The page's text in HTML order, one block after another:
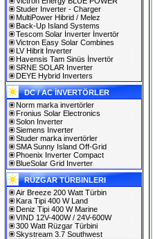
Studer Inverter - Charger
MultiPower Hibrid / Melez
Back-Up Island Systems
Tescom Solar İnverter İnvertör
Victron Easy Solar Combines
LV Hibrit İnverter
Havensis Tam Sinüs İnvertör
SRNE SOLAR Inverter
DEYE Hybrid Inverters
DC / AC İNVERTÖRLER
Norm marka invertörler
Fronius Solar Electronics
Solon Inverter
Siemens Inverter
Studer marka invertörler
SMA Sunny Island Off-Grid
Phoenix Inverter Compact
BlueSolar Grid Inverter
RÜZGAR TÜRBINLERI
Air Breeze 200 Watt Türbin
Kara Tipi 400 W Land
Deniz Tipi 400 W Marine
VIND 12V-400W / 24V-600W
300 Watt Rüzgar Türbini
Skystream 3.7 Southwest